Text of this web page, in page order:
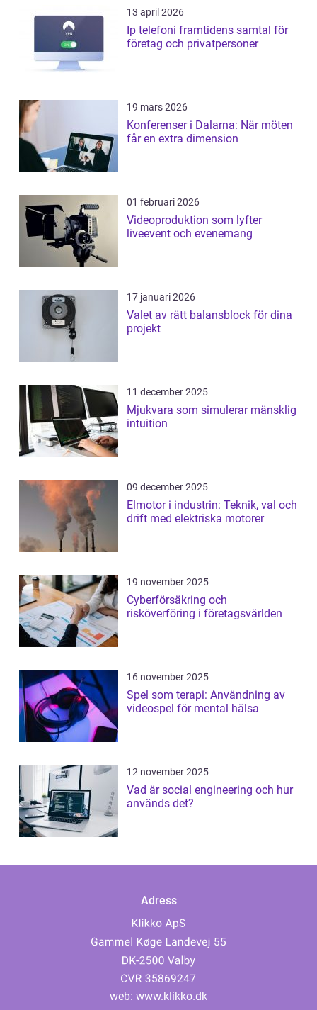
13 april 2026
Ip telefoni framtidens samtal för
företag och privatpersoner
19 mars 2026
Konferenser i Dalarna: När möten
får en extra dimension
01 februari 2026
Videoproduktion som lyfter
liveevent och evenemang
17 januari 2026
Valet av rätt balansblock för dina
projekt
11 december 2025
Mjukvara som simulerar mänsklig
intuition
09 december 2025
Elmotor i industrin: Teknik, val och
drift med elektriska motorer
19 november 2025
Cyberförsäkring och
risköverföring i företagsvärlden
16 november 2025
Spel som terapi: Användning av
videospel för mental hälsa
12 november 2025
Vad är social engineering och hur
används det?
Adress
web: www.klikko.dk